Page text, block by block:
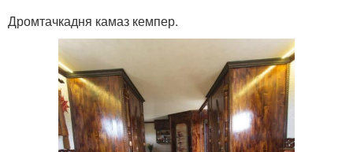
Дромтачкадня камаз кемпер.